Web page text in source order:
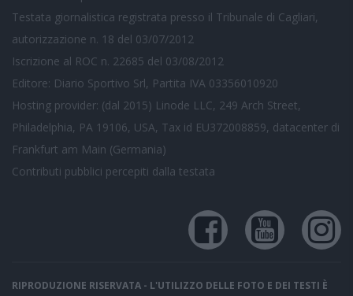
Testata giornalistica registrata presso il Tribunale di Cagliari,
autorizzazione n. 18 del 03/07/2012
Iscrizione al ROC n. 22685 del 03/08/2012
Editore: Diario Sportivo Srl, Partita IVA 03356010920
Hosting provider: (dal 2015) Linode LLC, 249 Arch Street,
Philadelphia, PA 19106, USA, Tax id EU372008859, datacenter di
Frankfurt am Main (Germania)
Contributi pubblici percepiti dalla testata
RIPRODUZIONE RISERVATA - L'UTILIZZO DELLE FOTO E DEI TESTI È